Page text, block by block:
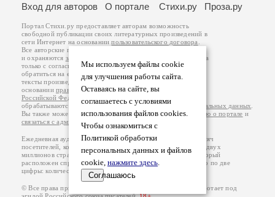
Мы используем файлы cookie
для улучшения работы сайта.
Оставаясь на сайте, вы
соглашаетесь с условиями
использования файлов cookies.
Чтобы ознакомиться с
Политикой обработки
персональных данных и файлов
cookie, нажмите здесь.
Соглашаюсь
Вход для авторов
О портале Стихи.ру Проза.ру
Портал Стихи.ру предоставляет авторам возможность
свободной публикации своих литературных произведений в
сети Интернет на основаниипользовательского договора
Все авторские права на произведения принадлежат авторам
и охраняются законом
. Перепечатка произведений возможна
только с согласия его автора, к которому вы можете
обратиться на его авторской странице. Ответственность за
тексты произведений авторы несут самостоятельно на
основанииправил публикацииизаконодательства
Российской Федерации
обрабатываются на основанииПолитики обработки персональных данных
Вы также можете посмотреть более подробнуюинформацию о портале и
связаться с администрацией
Ежедневная аудитория портала Стихи.ру – порядка 200 тысяч
посетителей, которые в общей сумме просматривают более двух
миллионов страниц по данным счетчика посещаемости, который
расположен справа от этого текста. В каждой графе указано по две
цифры: количество просмотров и количество посетителей.
© Все права принадлежат авторам, 2000-2026. Портал работает под